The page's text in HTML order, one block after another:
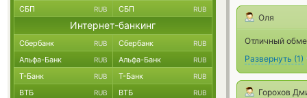
Оля
Отличный
Развернуть (1)
Горохов
СБП RUB СБП RUB
Интернет-банкинг
Сбербанк RUB Сбербанк RUB
Альфа-Банк RUB Альфа-Банк RUB
Т-Банк RUB Т-Банк RUB
ВТБ RUB ВТБ RUB